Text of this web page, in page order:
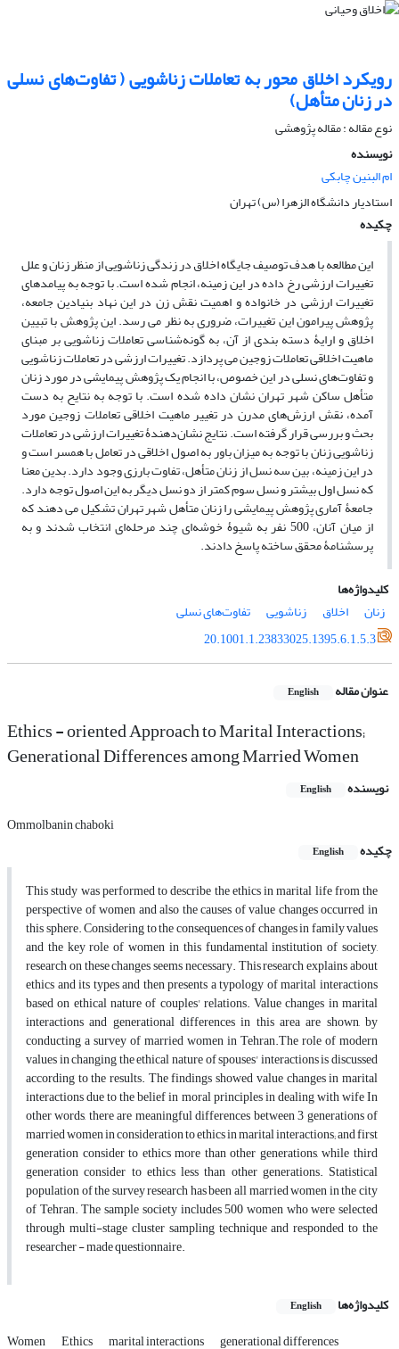
رویکرد اخلاق محور به تعاملات زناشویی ( تفاوت‌های نسلی
در زنان متأهل)
نوع مقاله : مقاله پژوهشی
نویسنده
ام البنین چابکی
استادیار دانشگاه الزهرا (س) تهران
چکیده
این مطالعه با هدف توصیف جایگاه اخلاق در زندگی زناشویی از منظر زنان و علل
تغییرات ارزشی رخ داده در این زمینه، انجام شده است. با توجه به پیامدهای
تغییرات ارزشی در خانواده و اهمیت نقش زن در این نهاد بنیادین جامعه،
پژوهش پیرامون این تغییرات، ضروری به نظر می رسد. این پژوهش با تبیین
اخلاق و ارایۀ دسته بندی از آن، به گونه‌شناسی تعاملات زناشویی بر مبنای
ماهیت اخلاقی تعاملات زوجین می پردازد. تغییرات ارزشی در تعاملات زناشویی
و تفاوت‌های نسلی در این خصوص، با انجام یک پژوهش پیمایشی در مورد زنان
متأهل ساکن شهر تهران نشان داده شده است. با توجه به نتایح به دست
آمده، نقش ارزش‌های مدرن در تغییر ماهیت اخلاقی تعاملات زوجین مورد
بحث و بررسی قرار گرفته است. نتایج نشان‌دهندۀ تغییرات ارزشی در تعاملات
زناشویی زنان با توجه به میزان باور به اصول اخلاقی در تعامل با همسر است و
در این زمینه، بین سه نسل از زنان متأهل، تفاوت بارزی وجود دارد. بدین معنا
که نسل اول بیشتر و نسل سوم کمتر از دو نسل دیگر به این اصول توجه دارد.
جامعۀ آماری پژوهش پیمایشی را زنان متأهل شهر تهران تشکیل می دهند که
از میان آنان، 500 نفر به شیوۀ خوشه‌ای چند مرحله‌ای انتخاب شدند و به
پرسشنامۀ محقق ساخته پاسخ دادند.
کلیدواژه‌ها
زنان
اخلاق زناشویی
تفاوت‌های نسلی
20.1001.1.23833025.1395.6.1.5.3
عنوان مقاله English
Ethics - oriented Approach to Marital Interactions;
Generational Differences among Married Women
نویسنده English
Ommolbanin chaboki
چکیده
English
This study was performed to describe the ethics in marital life from the
perspective of women and also the causes of value changes occurred in
this sphere. Considering to the consequences of changes in family values
and the key role of women in this fundamental institution of society,
research on these changes seems necessary. This research explains about
ethics and its types and then presents a typology of marital interactions
based on ethical nature of couples' relations. Value changes in marital
interactions and generational differences in this area are shown, by
conducting a survey of married women in Tehran.The role of modern
values in changing the ethical nature of spouses' interactions is discussed
according to the results. The findings showed value changes in marital
interactions due to the belief in moral principles in dealing with wife In
other words, there are meaningful differences between 3 generations of
married women in consideration to ethics in marital interactions; and first
generation consider to ethics more than other generations, while third
generation consider to ethics less than other generations. Statistical
population of the survey research has been all married women in the city
of Tehran. The sample society includes 500 women who were selected
through multi-stage cluster sampling technique and responded to the
researcher - made questionnaire.
کلیدواژه‌ها English
Women Ethics marital interactions generational differences